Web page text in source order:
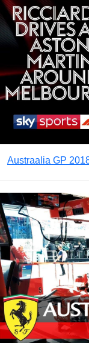
Austraalia GP